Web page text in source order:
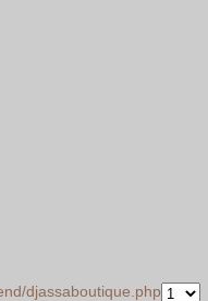
djassaboutique.php